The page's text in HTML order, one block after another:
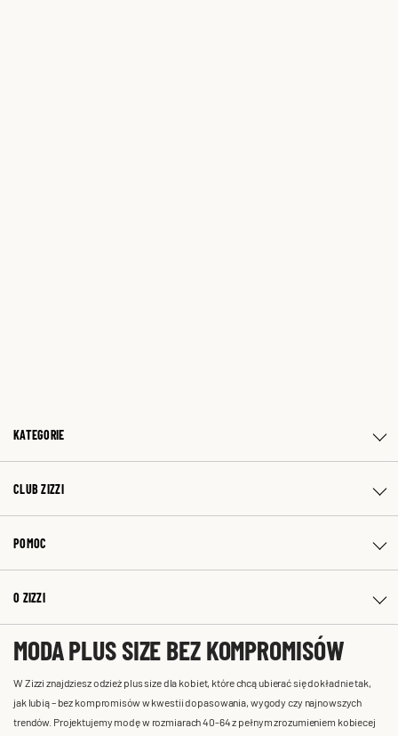
KATEGORIE
CLUB ZIZZI
POMOC
O ZIZZI
MODA PLUS SIZE BEZ KOMPROMISÓW
W Zizzi znajdziesz odzież plus size dla kobiet, które chcą ubierać się dokładnie tak,
jak lubią – bez kompromisów w kwestii dopasowania, wygody czy najnowszych
trendów. Projektujemy modę w rozmiarach 40-64 z pełnym zrozumieniem kobiecej